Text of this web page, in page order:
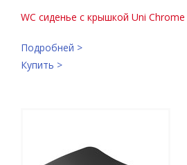
WC сиденье с крышкой Uni Chrome
Подробней >
Купить >